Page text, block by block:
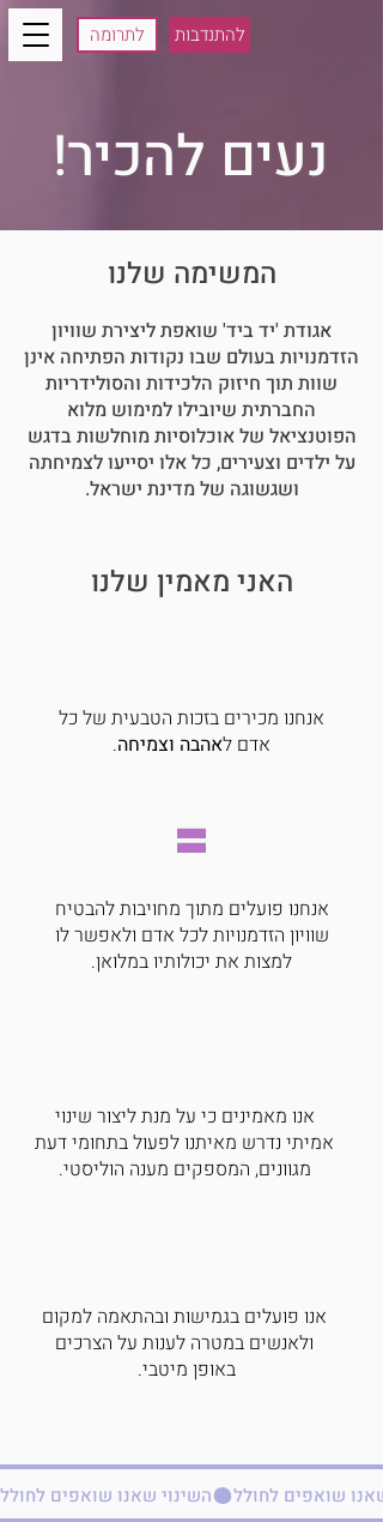
לתרומה להתנדבות
!נעים להכיר
המשימה שלנו
אגודת 'יד ביד' שואפת ליצירת שוויון
הזדמנויות בעולם שבו נקודות הפתיחה אינן
שוות תוך חיזוק הלכידות והסולידריות
החברתית שיובילו למימוש מלוא
הפוטנציאל של אוכלוסיות מוחלשות בדגש
על ילדים וצעירים, כל אלו יסייעו לצמיחתה
ושגשוגה של מדינת ישראל.
האני מאמין שלנו
אנחנו מכירים בזכות הטבעית של כל
אדם לאהבה וצמיחה.
=
אנחנו פועלים מתוך מחויבות להבטיח
שוויון הזדמנויות לכל אדם ולאפשר לו
למצות את יכולותיו במלואן.
אנו מאמינים כי על מנת ליצור שינוי
אמיתי נדרש מאיתנו לפעול בתחומי דעת
מגוונים, המספקים מענה הוליסטי.
אנו פועלים בגמישות ובהתאמה למקום
ולאנשים במטרה לענות על הצרכים
באופן מיטבי.
השינוי שאנו שואפים לחולל